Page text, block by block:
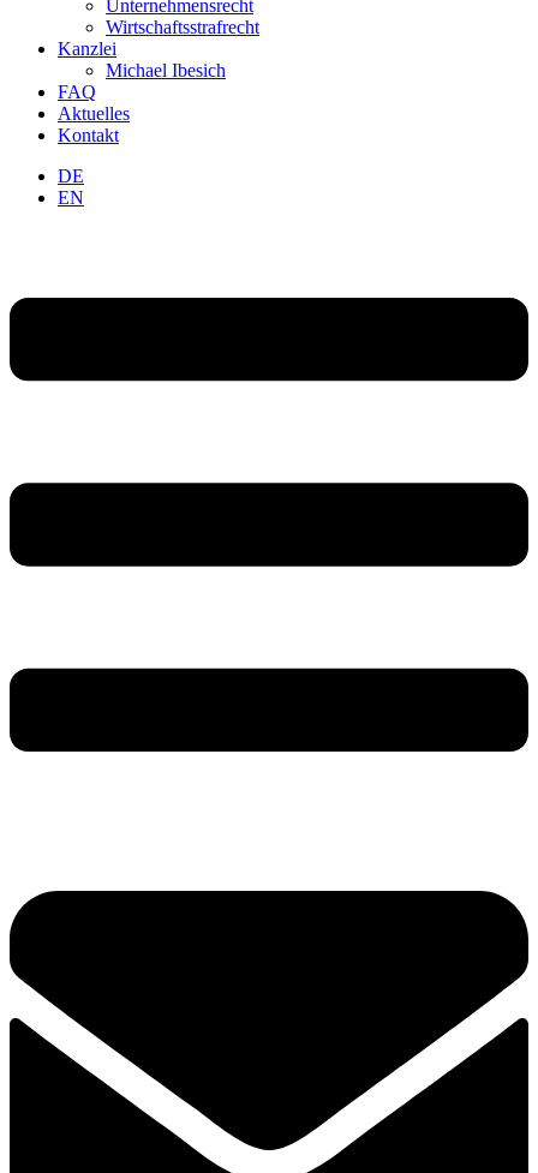
Unternehmensrecht
Wirtschaftsstrafrecht
Kanzlei
Michael Ibesich
FAQ
Aktuelles
Kontakt
DE
EN